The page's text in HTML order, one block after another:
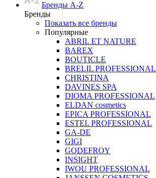
Бренды A-Z
Бренды
Показать все бренды
Популярные
ABRIL ET NATURE
BAREX
BOUTICLE
BRELIL PROFESSIONAL
CHRISTINA
DAVINES SPA
DIOMA PROFESSIONAL
ELDAN cosmetics
EPICA PROFESSIONAL
ESTEL PROFESSIONAL
GA-DE
GIGI
GODEFROY
INSIGHT
IWOU PROFESSIONAL